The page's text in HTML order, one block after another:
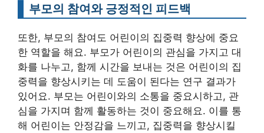
부모의 참여와 긍정적인 피드백
또한, 부모의 참여도 어린이의 집중력 향상에 중요
한 역할을 해요. 부모가 어린이의 관심을 가지고 대
화를 나누고, 함께 시간을 보내는 것은 어린이의 집
중력을 향상시키는 데 도움이 된다는 연구 결과가
있어요. 부모는 어린이와의 소통을 중요시하고, 관
심을 가지며 함께 활동하는 것이 중요해요. 이를 통
해 어린이는 안정감을 느끼고, 집중력을 향상시킬